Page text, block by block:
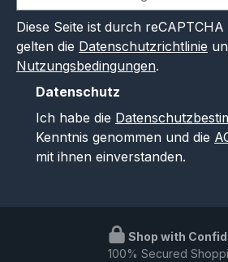
Diese Seite ist durch
gelten die Datenschutzrichtlinie
Nutzungsbedingungen.
Datenschutz
Ich habe die
Kenntnis genommen und die
mit ihnen einverstanden.
Shop with
100% Secured